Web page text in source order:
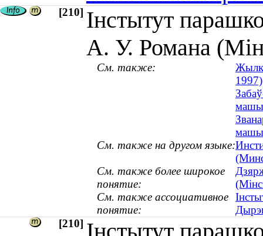
[210] Інстытут
А. У. Романа
См. также:
1997)
См. также на другом языке:
См. также более широкое
понятие:
См. также ассоциативное
понятие:
[210]